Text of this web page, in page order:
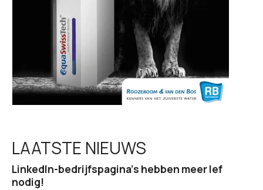
LAATSTE NIEUWS
LinkedIn-bedrijfspagina’s hebben meer lef
nodig!